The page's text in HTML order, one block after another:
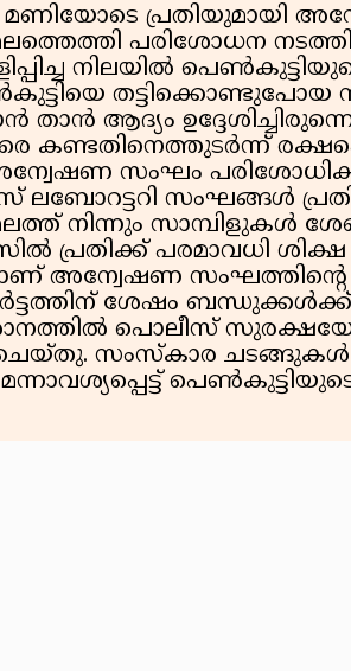
പ്രതിയുമായി
പരിശോധന
നിലയിൽ
തട്ടിക്കൊണ്ടുപോയ
ആദ്യം
കണ്ടതിനെത്തുടർന്ന്
സംഘം
സംഘങ്ങൾ
നിന്നും സാമ്പിളുകൾ
പരമാവധി ശിക്ഷ
അന്വേഷണ സംഘത്തിൻ്റെ
ശേഷം
പൊലീസ്
സംസ്കാര